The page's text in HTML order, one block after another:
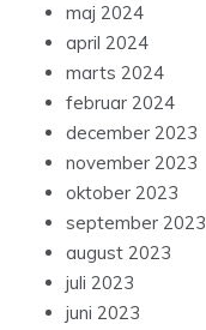
maj 2024
april 2024
marts 2024
februar 2024
december 2023
november 2023
oktober 2023
september 2023
august 2023
juli 2023
juni 2023